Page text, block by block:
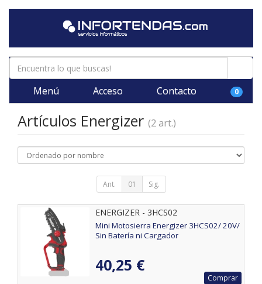
Menú Acceso Contacto 0
Artículos Energizer (2 art.)
Ant. 01 Sig.
ENERGIZER - 3HCS02
Mini Motosierra Energizer 3HCS02/ 20V/
Sin Batería ni Cargador
40,25 €
Comprar